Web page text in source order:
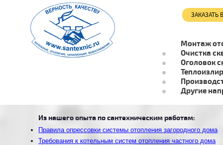
Монтаж
Очистка
Оголовок
Другие
Из нашего опыта по сантехническим работам:
Правила опрессовки системы отопления загородного дома
Требования к котельным систем отопления частного дома